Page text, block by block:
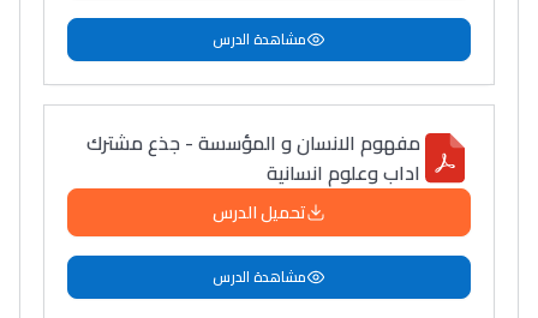
مشاهدة الدرس
مفهوم الانسان و المؤسسة - جذع مشترك
اداب وعلوم انسانية
تحميل الدرس
مشاهدة الدرس